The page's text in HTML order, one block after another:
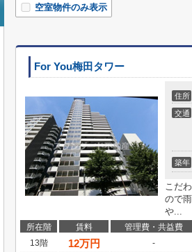
空室物件のみ表示
For You梅田タワー
住所
交通
築年
こだ
ので
や...
所在階 賃料 管理費・共益費
13階
12万円 -